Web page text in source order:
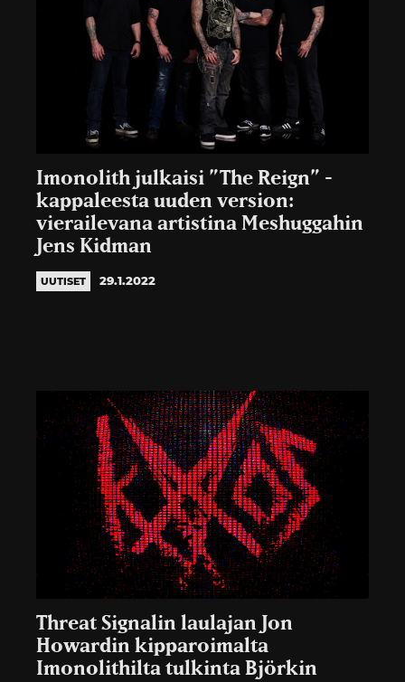
Imonolith julkaisi ”The Reign” -
kappaleesta uuden version:
vierailevana artistina Meshuggahin
Jens Kidman
UUTISET 29.1.2022
Threat Signalin laulajan Jon
Howardin kipparoimalta
Imonolithilta tulkinta Björkin